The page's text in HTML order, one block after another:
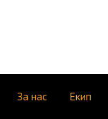
За нас Екип